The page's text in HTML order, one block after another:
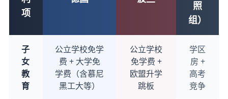
项
照
组）
子
女
教
育
公立学校免学
费 + 大学免
学费（含慕尼
黑工大等）
公立学校
免学费 +
欧盟升学
跳板
学区
房 +
高考
竞争